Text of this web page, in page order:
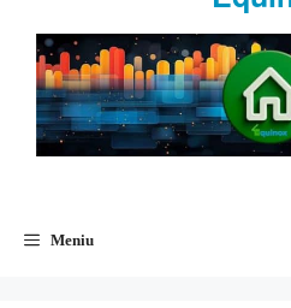
Meniu